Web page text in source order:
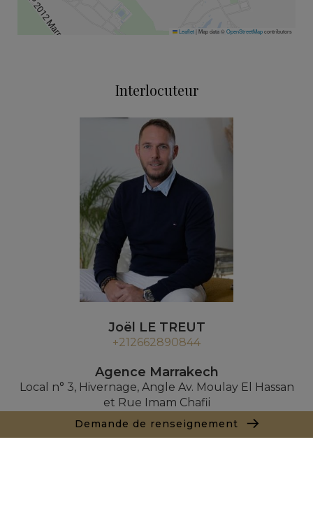
Demande de renseignement
Leaflet|Map data ©OpenStreetMapcontributors
Interlocuteur
Joël LE TREUT
+212662890844
Agence Marrakech
Local n° 3, Hivernage, Angle Av. Moulay El Hassan
et Rue Imam Chafii
40000 Marrakech
+ 212 524 422 229